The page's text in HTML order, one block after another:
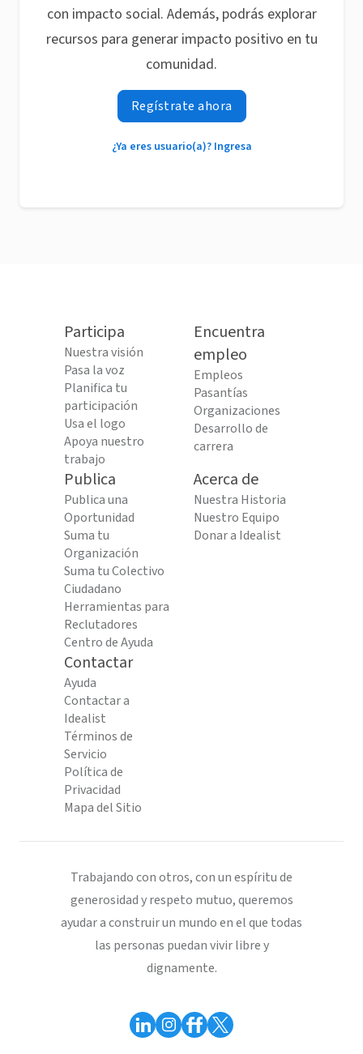
con impacto social. Además, podrás explorar
recursos para generar impacto positivo en tu
comunidad.
Regístrate ahora
¿Ya eres usuario(a)? Ingresa
Participa
Nuestra visión
Pasa la voz
Planifica tu
participación
Usa el logo
Apoya nuestro
trabajo
Encuentra
empleo
Empleos
Pasantías
Organizaciones
Desarrollo de
carrera
Publica
Publica una
Oportunidad
Suma tu
Organización
Suma tu Colectivo
Ciudadano
Herramientas para
Reclutadores
Centro de Ayuda
Acerca de
Nuestra Historia
Nuestro Equipo
Donar a Idealist
Contactar
Ayuda
Contactar a
Idealist
Términos de
Servicio
Política de
Privacidad
Mapa del Sitio
Trabajando con otros, con un espíritu de
generosidad y respeto mutuo, queremos
ayudar a construir un mundo en el que todas
las personas puedan vivir libre y
dignamente.